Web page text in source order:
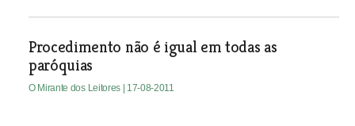
Procedimento não é igual em todas as
paróquias
O Mirante dos Leitores | 17-08-2011